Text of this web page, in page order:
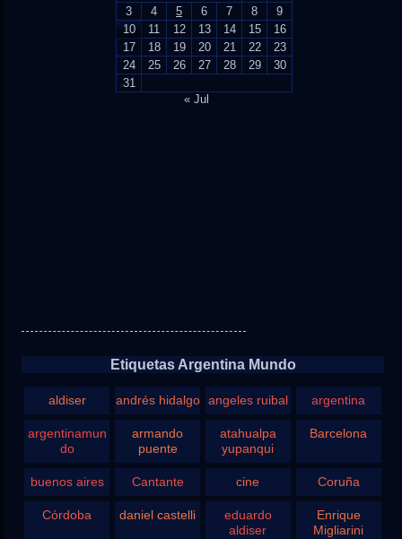
3
4 5 6 7 8
9
10
11 12 13 14 15
16
17
18 19 20 21 22
23
24
25 26 27 28 29
30
31
« Jul
Etiquetas Argentina Mundo
aldiser andrés hidalgo angeles ruibal argentina
argentinamun
do
armando
puente
atahualpa
yupanqui
Barcelona
buenos aires Cantante cine Coruña
Córdoba daniel castelli
eduardo
aldiser
Enrique
Migliarini